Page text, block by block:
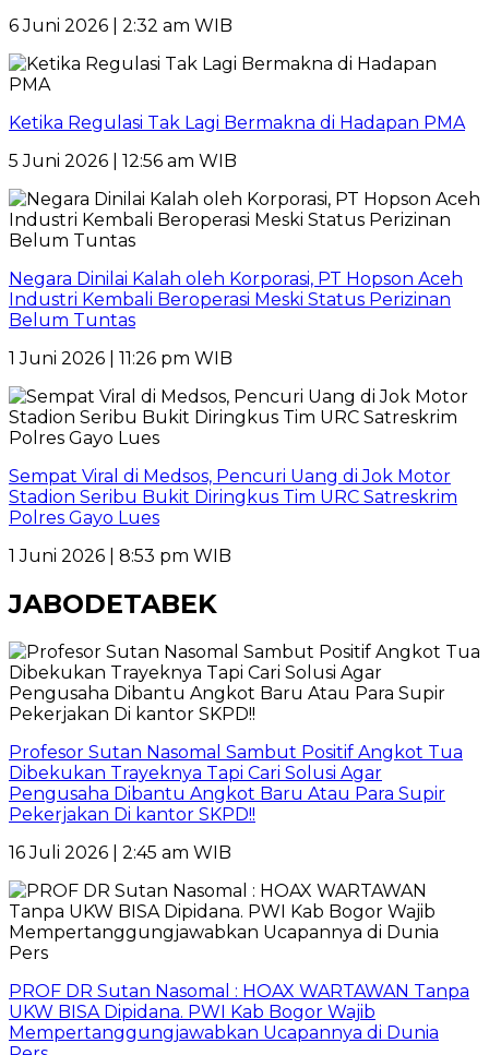
6 Juni 2026 | 2:32 am WIB
Ketika Regulasi Tak Lagi Bermakna di Hadapan PMA
5 Juni 2026 | 12:56 am WIB
Negara Dinilai Kalah oleh Korporasi, PT Hopson Aceh
Industri Kembali Beroperasi Meski Status Perizinan
Belum Tuntas
1 Juni 2026 | 11:26 pm WIB
Sempat Viral di Medsos, Pencuri Uang di Jok Motor
Stadion Seribu Bukit Diringkus Tim URC Satreskrim
Polres Gayo Lues
1 Juni 2026 | 8:53 pm WIB
JABODETABEK
Profesor Sutan Nasomal Sambut Positif Angkot Tua
Dibekukan Trayeknya Tapi Cari Solusi Agar
Pengusaha Dibantu Angkot Baru Atau Para Supir
Pekerjakan Di kantor SKPD!!
16 Juli 2026 | 2:45 am WIB
PROF DR Sutan Nasomal : HOAX WARTAWAN Tanpa
UKW BISA Dipidana. PWI Kab Bogor Wajib
Mempertanggungjawabkan Ucapannya di Dunia